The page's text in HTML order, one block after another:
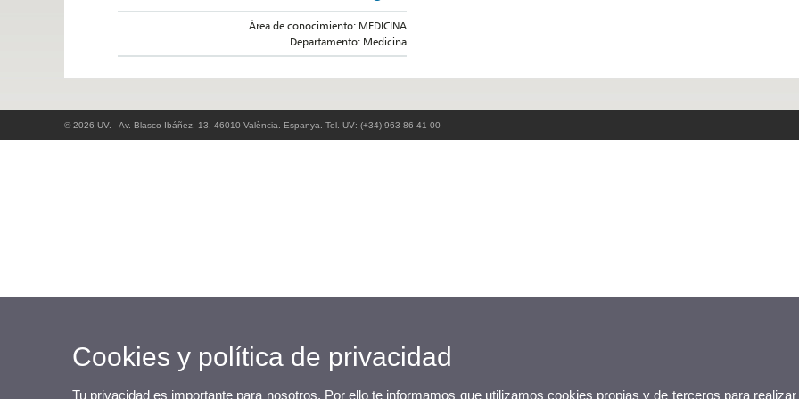
Área de conocimiento: MEDICINA
Departamento: Medicina
© 2026 UV. - Av. Blasco Ibáñez, 13. 46010 València. Espanya. Tel. UV: (+34) 963 86 41 00
Cookies y política de privacidad
Tu privacidad es importante para nosotros. Por ello te informamos que utilizamos cookies propias y de terceros para realizar